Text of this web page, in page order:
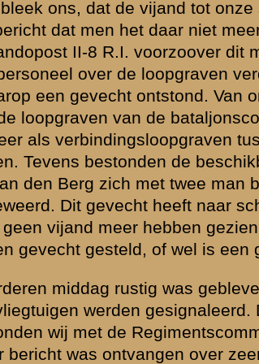
groepjes opereerden. Echter dient
oorzaak had, d.w.z. dat door den vijand de
Overal werd nl. gedurende alle
indruk gaf van geweren of mitrailleurs afkomstig
ik verschillende voorbeelden hiervan ken,
Luitenant Rentjes werd gedurende een
boom uit geschoten. Toen hij mij dit
meemaakten en hem geadviseerd tot den
Even later berichttec Luitenant Rentjes
"; hij was echter nog niet goed en wel in
begon! Terwijl hij er van overtuigd was,
hetgeen door herhaalde patrouilles
over parachutisten konden de verwarring
en 's Maandagsmiddags den zeer sterken
kon zijn. Even vóór en tijdens het
Verscheidene onzer hebben zich toen
dat niets aan de boomen bewoog,
Wij hebben niet anders dan den indruk
een raadsel was, geheel onschadelijk was.